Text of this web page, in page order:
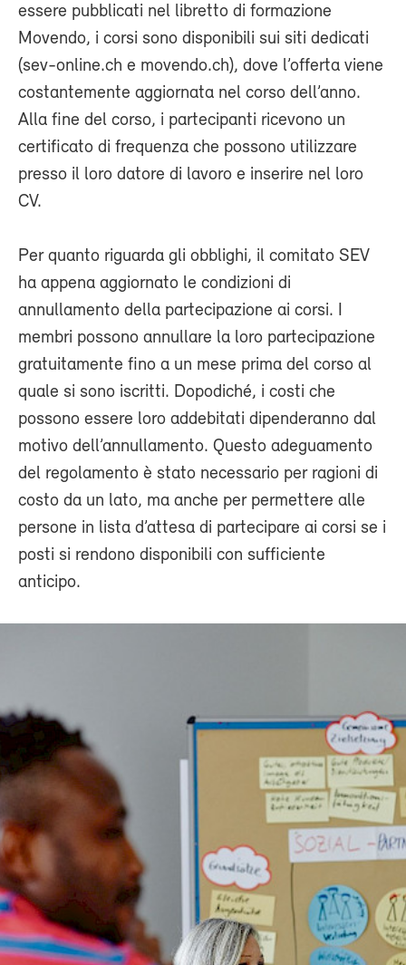
essere pubblicati nel libretto di formazione
Movendo, i corsi sono disponibili sui siti dedicati
(sev-online.ch e movendo.ch), dove l’offerta viene
costantemente aggiornata nel corso dell’anno.
Alla fine del corso, i partecipanti ricevono un
certificato di frequenza che possono utilizzare
presso il loro datore di lavoro e inserire nel loro
CV.
Per quanto riguarda gli obblighi, il comitato SEV
ha appena aggiornato le condizioni di
annullamento della partecipazione ai corsi. I
membri possono annullare la loro partecipazione
gratuitamente fino a un mese prima del corso al
quale si sono iscritti. Dopodiché, i costi che
possono essere loro addebitati dipenderanno dal
motivo dell’annullamento. Questo adeguamento
del regolamento è stato necessario per ragioni di
costo da un lato, ma anche per permettere alle
persone in lista d’attesa di partecipare ai corsi se i
posti si rendono disponibili con sufficiente
anticipo.